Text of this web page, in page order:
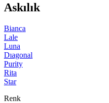
Askılık
Bianca
Lale
Luna
Dıagonal
Purity
Rita
Star
Renk